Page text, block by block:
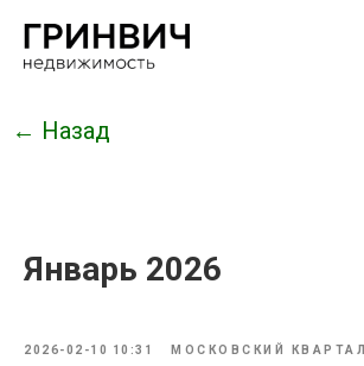
← Назад
Январь 2026
2026-02-10 10:31 МОСКОВСКИЙ КВАРТАЛ